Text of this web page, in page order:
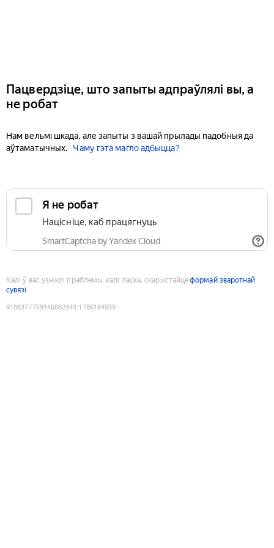
Пацвердзіце, што запыты адпраўлялі вы, а
не робат
Нам вельмі шкада, але запыты з вашай прылады падобныя да
аўтаматычных.
Чаму гэта магло адбыцца?
Я не робат
Націсніце, каб працягнуць
SmartCaptcha by Yandex Cloud
Калі ў вас узніклі праблемы, калі ласка, скарыстайцеформай зваротнай
сувязі
9188377759146882444:1786184939